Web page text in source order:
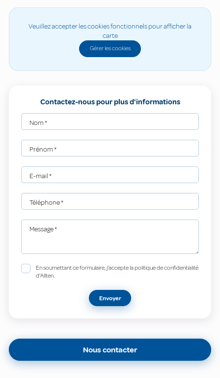
Veuillez accepter les cookies fonctionnels pour afficher la
carte
Gérer les cookies
Contactez-nous pour plus d'informations
Nom*
Prénom*
E-mail*
Téléphone*
Message*
En soumettant ce formulaire, j'accepte la politique de confidentialité
d'Allten.
Envoyer
Nous contacter